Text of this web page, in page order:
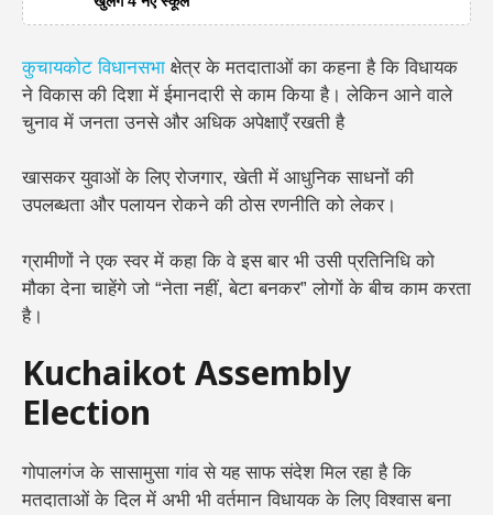
कुचायकोट विधानसभा क्षेत्र के मतदाताओं का कहना है कि विधायक
ने विकास की दिशा में ईमानदारी से काम किया है। लेकिन आने वाले
चुनाव में जनता उनसे और अधिक अपेक्षाएँ रखती है
खासकर युवाओं के लिए रोजगार, खेती में आधुनिक साधनों की
उपलब्धता और पलायन रोकने की ठोस रणनीति को लेकर।
ग्रामीणों ने एक स्वर में कहा कि वे इस बार भी उसी प्रतिनिधि को
मौका देना चाहेंगे जो “नेता नहीं, बेटा बनकर” लोगों के बीच काम करता
है।
Kuchaikot Assembly
Election
गोपालगंज के सासामुसा गांव से यह साफ संदेश मिल रहा है कि
मतदाताओं के दिल में अभी भी वर्तमान विधायक के लिए विश्वास बना